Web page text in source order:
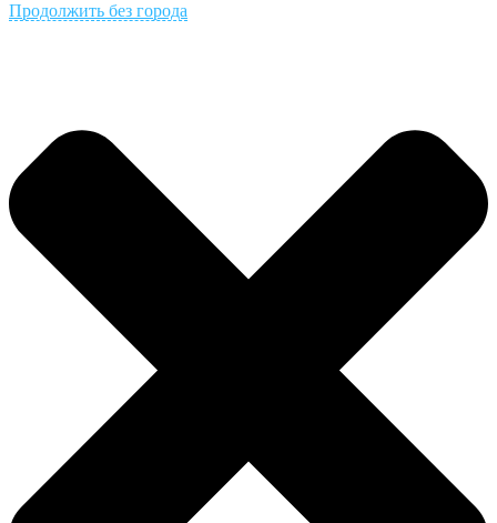
Продолжить без города